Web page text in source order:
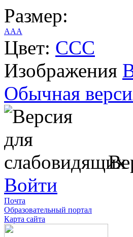
Размер:
AAA
Цвет: CCC
Изображения
Обычная
Войти
Почта
Образовательный портал
Карта сайта